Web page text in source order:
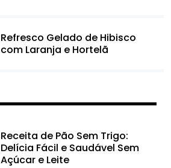
Refresco Gelado de Hibisco
com Laranja e Hortelã
Receita de Pão Sem Trigo:
Delícia Fácil e Saudável Sem
Açúcar e Leite